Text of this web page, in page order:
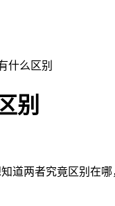
什么区别
别
道两者究竟区别在